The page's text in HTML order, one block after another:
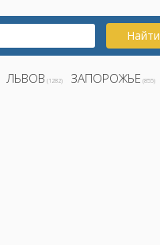
Найти
ЛЬВОВ (1282) ЗАПОРОЖЬЕ (855)